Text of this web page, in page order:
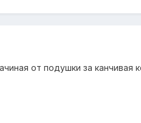
от подушки за